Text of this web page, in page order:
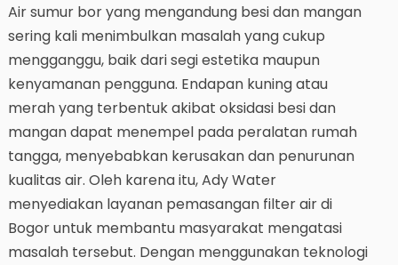
Air sumur bor yang mengandung besi dan mangan
sering kali menimbulkan masalah yang cukup
mengganggu, baik dari segi estetika maupun
kenyamanan pengguna. Endapan kuning atau
merah yang terbentuk akibat oksidasi besi dan
mangan dapat menempel pada peralatan rumah
tangga, menyebabkan kerusakan dan penurunan
kualitas air. Oleh karena itu, Ady Water
menyediakan layanan pemasangan filter air di
Bogor untuk membantu masyarakat mengatasi
masalah tersebut. Dengan menggunakan teknologi